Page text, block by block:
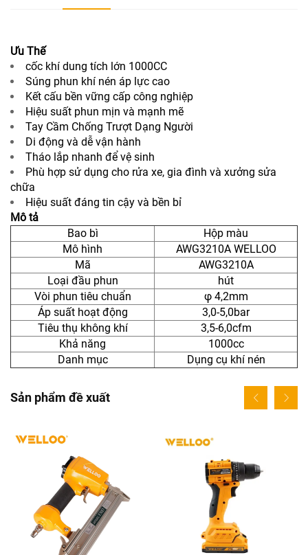
Ưu Thế
cốc khí dung tích lớn 1000CC
Súng phun khí nén áp lực cao
Kết cấu bền vững cấp công nghiệp
Hiệu suất phun mịn và mạnh mẽ
Tay Cầm Chống Trượt Dạng Người
Di động và dễ vận hành
Tháo lắp nhanh để vệ sinh
Phù hợp sử dụng cho rửa xe, gia đình và xưởng sửa
chữa
Hiệu suất đáng tin cậy và bền bỉ
Mô tả
Bao bì
Hộp màu
Mô hình
AWG3210A WELLOO
Mã
AWG3210A
Loại đầu phun
hút
Vòi phun tiêu chuẩn
φ 4,2mm
Áp suất hoạt động
3,0-5,0bar
Tiêu thụ không khí
3,5-6,0cfm
Khả năng
1000cc
Danh mục
Dụng cụ khí nén
Sản phẩm đề xuất